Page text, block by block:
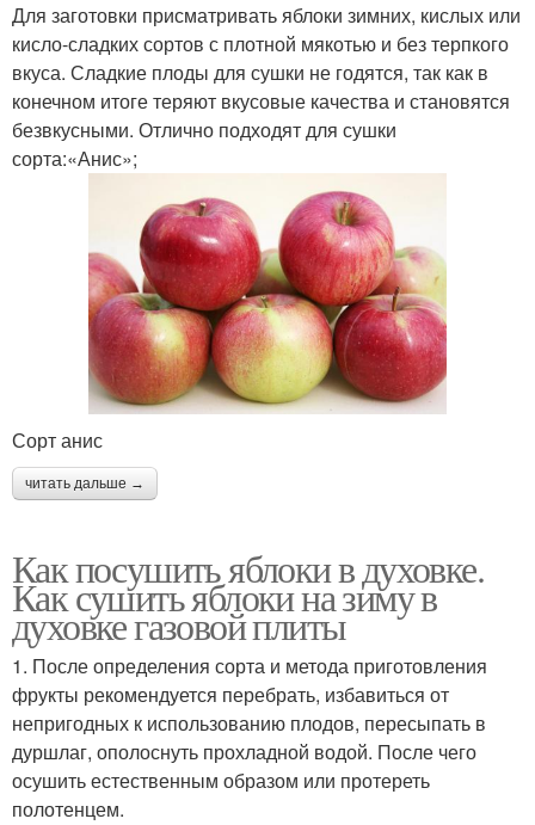
Для заготовки присматривать яблоки зимних, кислых или
кисло-сладких сортов с плотной мякотью и без терпкого
вкуса. Сладкие плоды для сушки не годятся, так как в
конечном итоге теряют вкусовые качества и становятся
безвкусными. Отлично подходят для сушки
сорта:«Анис»;
Сорт анис
читать дальше →
Как посушить яблоки в духовке.
Как сушить яблоки на зиму в
духовке газовой плиты
1. После определения сорта и метода приготовления
фрукты рекомендуется перебрать, избавиться от
непригодных к использованию плодов, пересыпать в
дуршлаг, ополоснуть прохладной водой. После чего
осушить естественным образом или протереть
полотенцем.